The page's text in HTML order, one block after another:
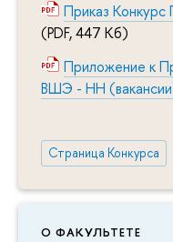
Приказ
(PDF, 447 Кб)
Приложение к
ВШЭ - НН
Страница Конкурса
О ФАКУЛЬТЕТЕ